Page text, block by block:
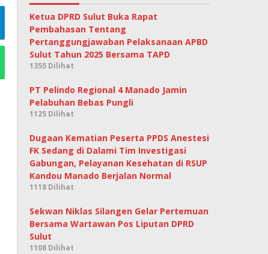
Ketua DPRD Sulut Buka Rapat
Pembahasan Tentang
Pertanggungjawaban Pelaksanaan APBD
Sulut Tahun 2025 Bersama TAPD
1355 Dilihat
PT Pelindo Regional 4 Manado Jamin
Pelabuhan Bebas Pungli
1125 Dilihat
Dugaan Kematian Peserta PPDS Anestesi
FK Sedang di Dalami Tim Investigasi
Gabungan, Pelayanan Kesehatan di RSUP
Kandou Manado Berjalan Normal
1118 Dilihat
Sekwan Niklas Silangen Gelar Pertemuan
Bersama Wartawan Pos Liputan DPRD
Sulut
1108 Dilihat